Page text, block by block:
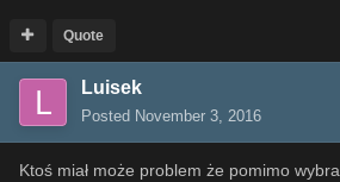
Quote
Luisek
Posted November 3, 2016
Ktoś miał może problem że pomimo